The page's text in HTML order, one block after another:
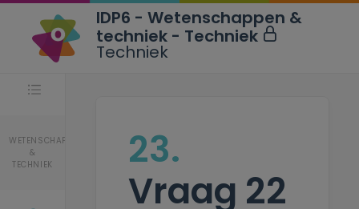
WETENSCHAPPEN
&
TECHNIEK
23.
Vraag 22
IDP6 - Wetenschappen &
techniek - Techniek
Techniek